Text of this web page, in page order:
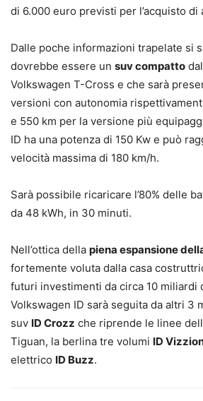
di 6.000 euro previsti per l’acquisto
Dalle poche informazioni trapelate si
dovrebbe essere un suv compatto
Volkswagen T-Cross e che sarà
versioni con autonomia
e 550 km per la versione più
ID ha una potenza di 150 Kw e può
velocità massima di 180 km/h.
Sarà possibile ricaricare l’80% delle
da 48 kWh, in 30 minuti.
Nell’ottica della piena espansione
fortemente voluta dalla casa
futuri investimenti da circa 10 miliardi
Volkswagen ID sarà seguita da altri 3
suv ID Crozz che riprende le linee
Tiguan, la berlina tre volumi ID
elettrico ID Buzz.